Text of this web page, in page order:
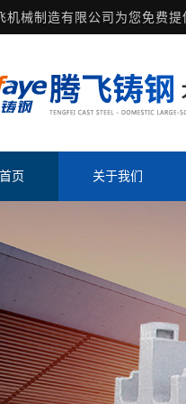
机械制造有限公司为您免费提
页 关于我们